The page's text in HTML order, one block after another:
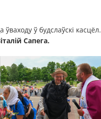
ў будслаўскі касцёл.
Сапега.